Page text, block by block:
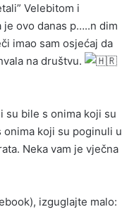
Velebitom i
ovo danas p…..n dim
imao sam osjećaj da
na društvu.
su bile s onima koji su
onima koji su poginuli u
Neka vam je vječna
izguglajte malo: